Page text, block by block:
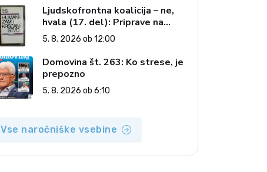
Ljudskofrontna koalicija – ne,
hvala (17. del): Priprave na
sestop z oblasti – dvorska
opozicija 6: Gramsci na delu:
Revija 2000 in revolucionarna
izvotlitev krščanstva
5. 8. 2026 ob 12:00
Domovina št. 263: Ko strese, je
prepozno
5. 8. 2026 ob 6:10
Vse naročniške vsebine